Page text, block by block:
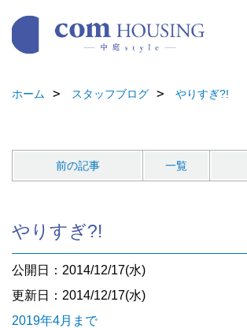
ホーム スタッフブログ やりすぎ?!
前の記事 一覧
やりすぎ?!
公開日：2014/12/17(水)
更新日：2014/12/17(水)
2019年4月まで